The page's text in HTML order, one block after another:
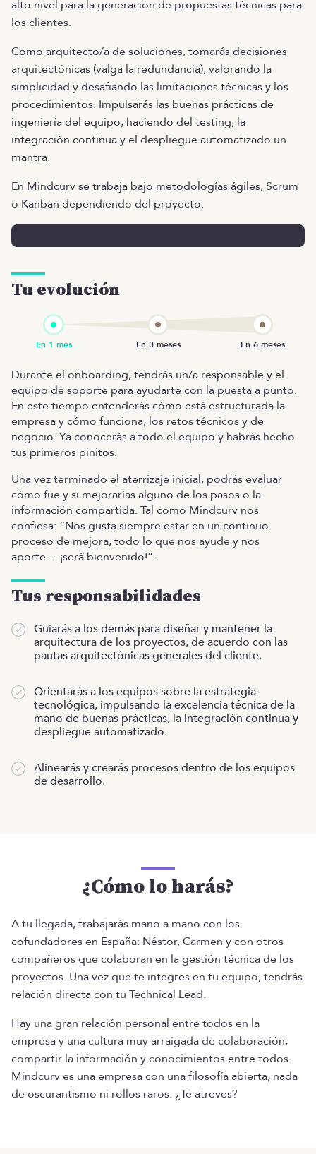
alto nivel para la generación de propuestas técnicas para
los clientes.
Como arquitecto/a de soluciones, tomarás decisiones
arquitectónicas (valga la redundancia), valorando la
simplicidad y desafiando las limitaciones técnicas y los
procedimientos. Impulsarás las buenas prácticas de
ingeniería del equipo, haciendo del testing, la
integración continua y el despliegue automatizado un
mantra.
En Mindcurv se trabaja bajo metodologías ágiles, Scrum
o Kanban dependiendo del proyecto.
Tu evolución
Durante el onboarding, tendrás un/a responsable y el
equipo de soporte para ayudarte con la puesta a punto.
En este tiempo entenderás cómo está estructurada la
empresa y cómo funciona, los retos técnicos y de
negocio. Ya conocerás a todo el equipo y habrás hecho
tus primeros pinitos.
Una vez terminado el aterrizaje inicial, podrás evaluar
cómo fue y si mejorarías alguno de los pasos o la
información compartida. Tal como Mindcurv nos
confiesa: “Nos gusta siempre estar en un continuo
proceso de mejora, todo lo que nos ayude y nos
aporte… ¡será bienvenido!”.
Tus responsabilidades
Guiarás a los demás para diseñar y mantener la
arquitectura de los proyectos, de acuerdo con las
pautas arquitectónicas generales del cliente.
Orientarás a los equipos sobre la estrategia
tecnológica, impulsando la excelencia técnica de la
mano de buenas prácticas, la integración continua y
despliegue automatizado.
Alinearás y crearás procesos dentro de los equipos
de desarrollo.
¿Cómo lo harás?
A tu llegada, trabajarás mano a mano con los
cofundadores en España: Néstor, Carmen y con otros
compañeros que colaboran en la gestión técnica de los
proyectos. Una vez que te integres en tu equipo, tendrás
relación directa con tu Technical Lead.
Hay una gran relación personal entre todos en la
empresa y una cultura muy arraigada de colaboración,
compartir la información y conocimientos entre todos.
Mindcurv es una empresa con una filosofía abierta, nada
de oscurantismo ni rollos raros. ¿Te atreves?